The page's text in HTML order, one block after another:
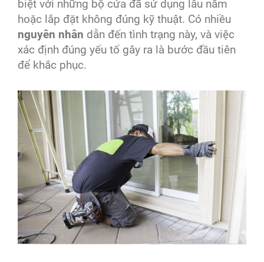
biệt với những bộ cửa đã sử dụng lâu năm
hoặc lắp đặt không đúng kỹ thuật. Có nhiều
nguyên nhân dẫn đến tình trạng này, và việc
xác định đúng yếu tố gây ra là bước đầu tiên
để khắc phục.